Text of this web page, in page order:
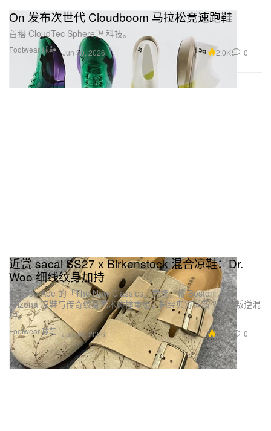
Footwear 球鞋
On 发布次世代 Cloudboom 马拉松竞速跑鞋
首搭 CloudTec Sphere™ 科技。
Jun 30, 2026 2.0K 0
Footwear 球鞋
近赏 sacai SS27 x Birkenstock 混合凉鞋：Dr.
Woo 细线纹身加持
Chitose Abe 的「The New Classics」秀场，将 Boston 木屐、
Arizona 凉鞋与传奇纹身艺术碰撞重组，把经典舒适履型玩成叛逆混
种。
Jun 30, 2026 4.6K 0